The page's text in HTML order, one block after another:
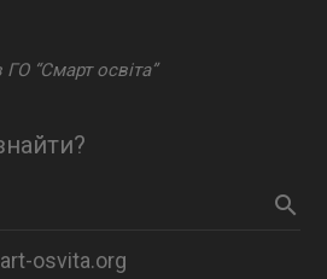
“Смарт освіта”
osvita.org